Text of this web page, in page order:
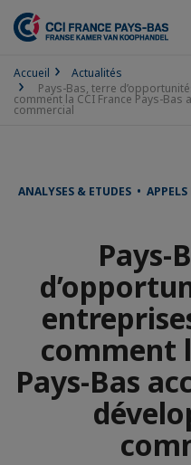
Accueil
Actualités
Pays-Bas, terre
comment la CCI France Pays-
commercial
ANALYSES & ETUDES •
Pays-
comment
Pays-Bas